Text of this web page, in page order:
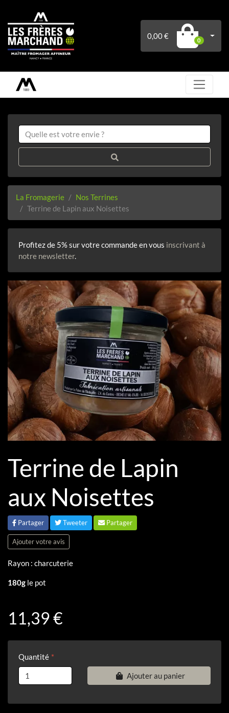
0,00 € 0
La Fromagerie
Nos Terrines
Terrine de Lapin aux Noisettes
Profitez de 5% sur votre commande en vous inscrivant à
notre newsletter.
Terrine de Lapin
aux Noisettes
Partager Tweeter Partager
Ajouter votre avis
Rayon : charcuterie
180g le pot
11,39 €
Quantité
Ajouter au panier